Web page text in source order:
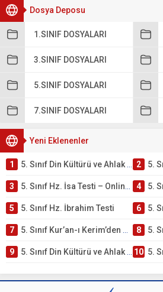
Dosya Deposu
1.SINIF DOSYALARI
3.SINIF DOSYALARI
5.SINIF DOSYALARI
7.SINIF DOSYALARI
Yeni Eklenenler
1 5. Sınıf Din Kültürü ve Ahlak Bilgisi 4. Ünite: Peygamber Kıssaları Çalışmaları 2 5.
3 5. Sınıf Hz. İsa Testi – Online Çöz 4 5.
5 5. Sınıf Hz. İbrahim Testi 6 5.
7 5. Sınıf Kur’an-ı Kerim’den Öğütler – Peygamber Kıssaları Testi – Online Çöz 8 5.
9 5. Sınıf Din Kültürü ve Ahlak Bilgisi 3. Ünite: Kur’an-ı Kerim Çalışmaları 10 5.